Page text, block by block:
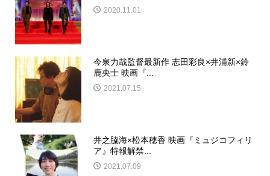
2020.11.01
今泉力哉監督最新作 志田彩良×井浦新×鈴
鹿央士 映画『...
2021.07.15
井之脇海×松本穂香 映画『ミュジコフィリ
ア』特報解禁...
2021.07.09